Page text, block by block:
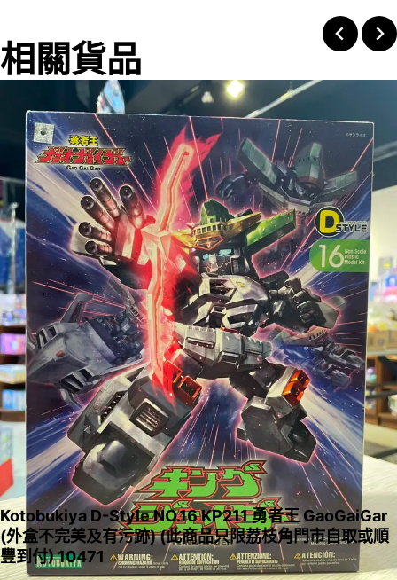
相關貨品
Kotobukiya D-Style NO.16 KP211 勇者王 GaoGaiGar
(外盒不完美及有污跡) (此商品只限荔枝角門市自取或順
豐到付) 10471